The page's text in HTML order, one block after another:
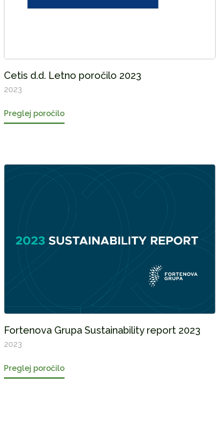
Cetis d.d. Letno poročilo 2023
2023
Preglej poročilo
Fortenova Grupa Sustainability report 2023
2023
Preglej poročilo